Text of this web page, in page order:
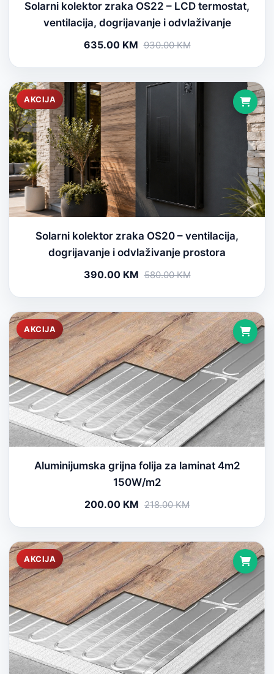
Solarni kolektor zraka OS22 – LCD termostat,
ventilacija, dogrijavanje i odvlaživanje
635.00 KM 930.00 KM
AKCIJA
Solarni kolektor zraka OS20 – ventilacija,
dogrijavanje i odvlaživanje prostora
390.00 KM 580.00 KM
AKCIJA
Aluminijumska grijna folija za laminat 4m2
150W/m2
200.00 KM 218.00 KM
AKCIJA